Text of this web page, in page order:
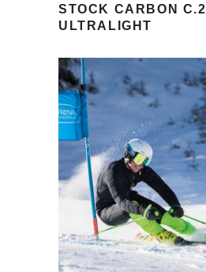
STOCK CARBON C.2
ULTRALIGHT